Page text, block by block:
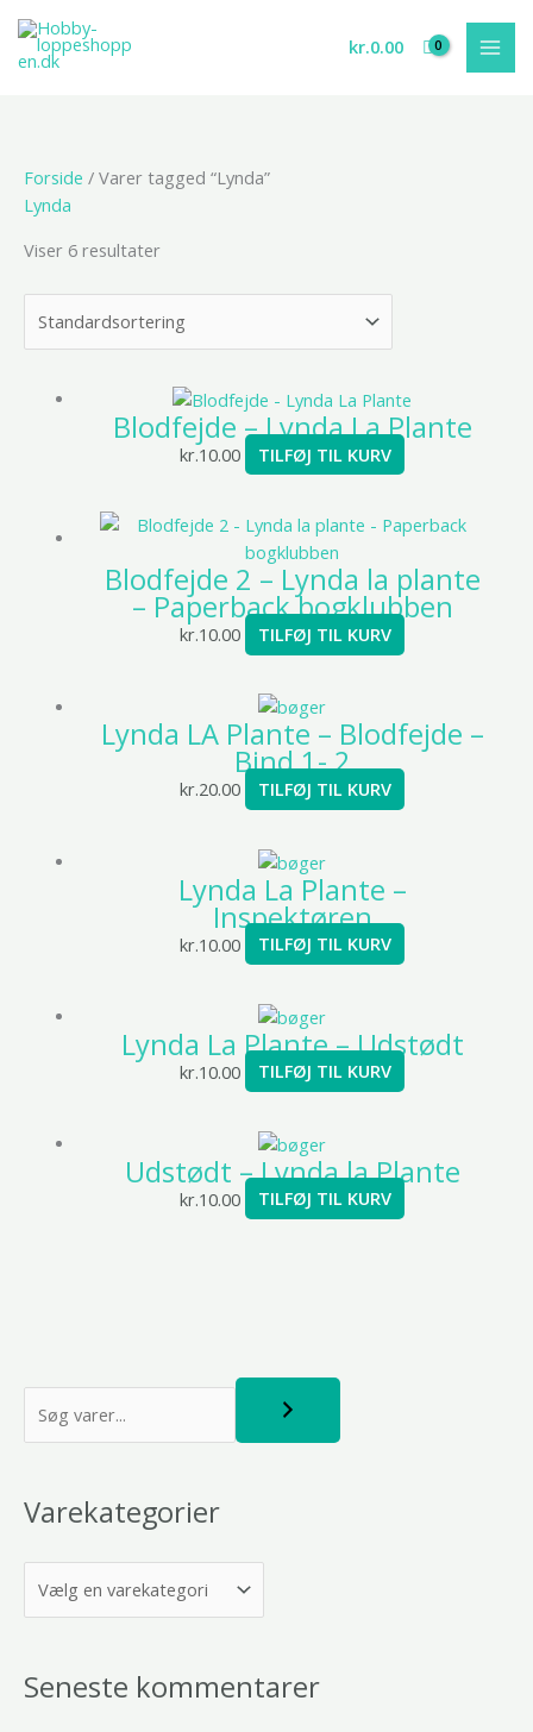
indholdet
kr.0.00
S
Varekategorier
Seneste kommentarer
Forside / Varer tagged “Lynda”
Lynda
Viser 6 resultater
Blodfejde – Lynda La Plante
kr.10.00 TILFØJ TIL KURV
Blodfejde 2 – Lynda la plante
– Paperback bogklubben
kr.10.00 TILFØJ TIL KURV
Lynda LA Plante – Blodfejde –
Bind 1- 2
kr.20.00 TILFØJ TIL KURV
Lynda La Plante –
Inspektøren
kr.10.00 TILFØJ TIL KURV
Lynda La Plante – Udstødt
kr.10.00 TILFØJ TIL KURV
Udstødt – Lynda la Plante
kr.10.00 TILFØJ TIL KURV